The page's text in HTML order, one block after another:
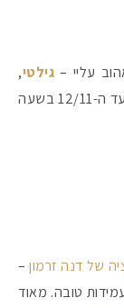
עליי – גילטי,
מאחר והמבצעים שם כבר בתוקף, ויהיו בתוקף עד ה-12/11 בשעה
של דנה זרמון –
טובה. מאוד